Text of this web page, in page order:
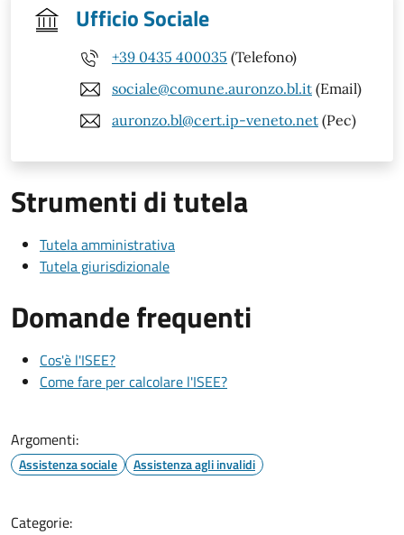
Ufficio Sociale
+39 0435 400035 (Telefono)
sociale@comune.auronzo.bl.it (Email)
auronzo.bl@cert.ip-veneto.net (Pec)
Strumenti di tutela
Tutela amministrativa
Tutela giurisdizionale
Domande frequenti
Cos'è l'ISEE?
Come fare per calcolare l'ISEE?
Argomenti:
Assistenza sociale Assistenza agli invalidi
Categorie: